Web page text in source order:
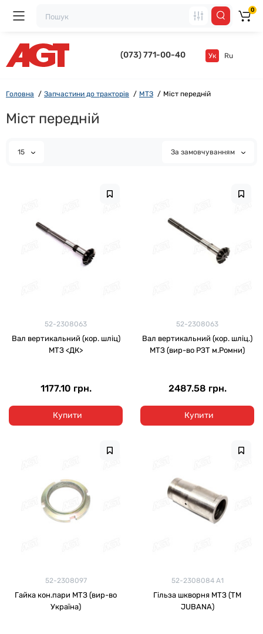
(073) 771-00-40 Ук Ru
0
Головна Запчастини до тракторів МТЗ Міст передній
Міст передній
15 За замовчуванням
52-2308063
Вал вертикальний (кор. шліц)
МТЗ <ДК>
1177.10 грн.
Купити
52-2308063
Вал вертикальний (кор. шліц.)
МТЗ (вир-во РЗТ м.Ромни)
2487.58 грн.
Купити
52-2308097
Гайка кон.пари МТЗ (вир-во
Україна)
52-2308084 А1
Гільза шкворня МТЗ (ТМ
JUBANA)